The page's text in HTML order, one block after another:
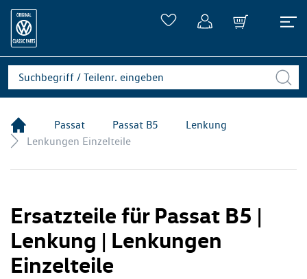
Passat Passat B5
Lenkung
Lenkungen Einzelteile
Ersatzteile für Passat B5 |
Lenkung | Lenkungen
Einzelteile